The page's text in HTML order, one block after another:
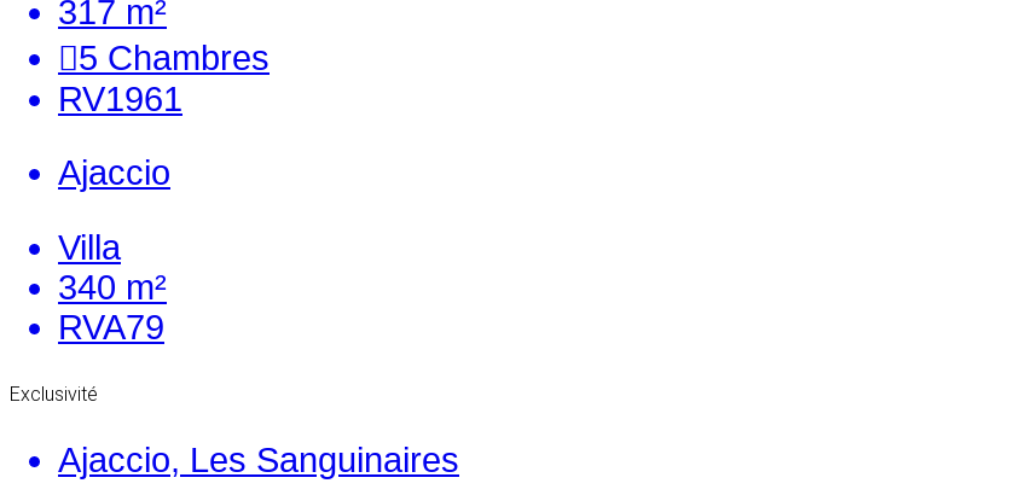
317 m²
5 Chambres
RV1961
Ajaccio
Villa
340 m²
RVA79
Exclusivité
Ajaccio, Les Sanguinaires